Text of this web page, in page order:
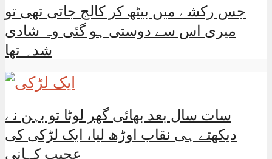
جس رکشے میں بیٹھ کر کالج جاتی تھی تو
میری اس سے دوستی ہو گئی وہ شادی
شدہ تھا
سات سال بعد بھائی گھر لوٹا تو بہن نے
دیکھتے ہی نقاب اوڑھ لیا، ایک لڑکی کی
عجیب کہانی